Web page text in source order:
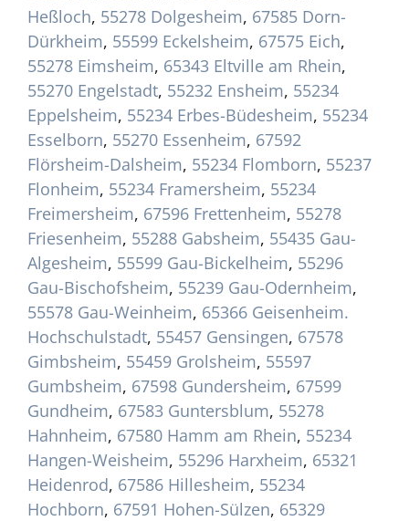
Heßloch, 55278 Dolgesheim, 67585 Dorn-
Dürkheim, 55599 Eckelsheim, 67575 Eich,
55278 Eimsheim, 65343 Eltville am Rhein,
55270 Engelstadt, 55232 Ensheim, 55234
Eppelsheim, 55234 Erbes-Büdesheim, 55234
Esselborn, 55270 Essenheim, 67592
Flörsheim-Dalsheim, 55234 Flomborn, 55237
Flonheim, 55234 Framersheim, 55234
Freimersheim, 67596 Frettenheim, 55278
Friesenheim, 55288 Gabsheim, 55435 Gau-
Algesheim, 55599 Gau-Bickelheim, 55296
Gau-Bischofsheim, 55239 Gau-Odernheim,
55578 Gau-Weinheim, 65366 Geisenheim.
Hochschulstadt, 55457 Gensingen, 67578
Gimbsheim, 55459 Grolsheim, 55597
Gumbsheim, 67598 Gundersheim, 67599
Gundheim, 67583 Guntersblum, 55278
Hahnheim, 67580 Hamm am Rhein, 55234
Hangen-Weisheim, 55296 Harxheim, 65321
Heidenrod, 67586 Hillesheim, 55234
Hochborn, 67591 Hohen-Sülzen, 65329